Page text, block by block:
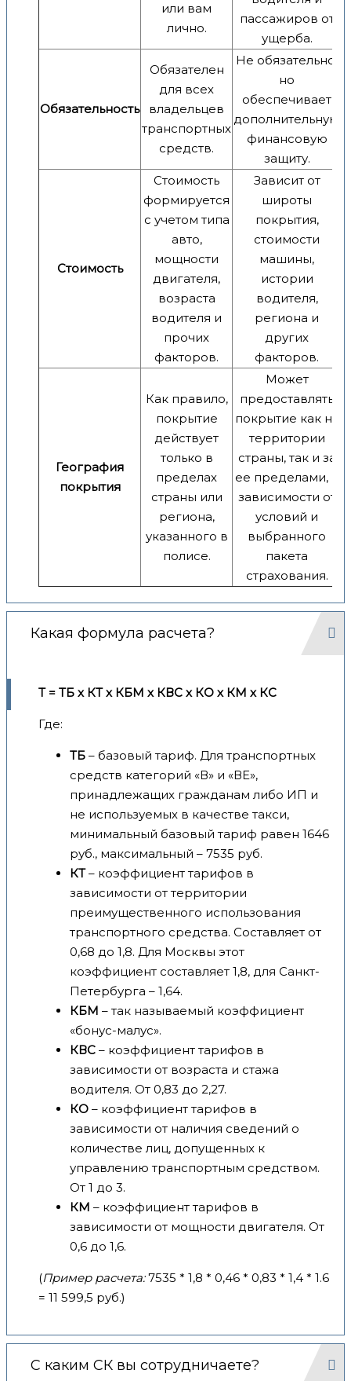
или вам
лично.
пассажиров от
ущерба.
Обязательность
Обязателен
для всех
владельцев
транспортных
средств.
Не обязательно,
но
обеспечивает
дополнительную
финансовую
защиту.
Стоимость
Стоимость
формируется
с учетом типа
авто,
мощности
двигателя,
возраста
водителя и
прочих
факторов.
Зависит от
широты
покрытия,
стоимости
машины,
истории
водителя,
региона и
других
факторов.
География
покрытия
Как правило,
покрытие
действует
только в
пределах
страны или
региона,
указанного в
полисе.
Может
предоставлять
покрытие как на
территории
страны, так и за
ее пределами, в
зависимости от
условий и
выбранного
пакета
страхования.
Какая формула расчета?
Т = ТБ x КТ x КБМ x КВС x КО x КМ x КС
Где:
ТБ – базовый тариф. Для транспортных
средств категорий «В» и «ВЕ»,
принадлежащих гражданам либо ИП и
не используемых в качестве такси,
минимальный базовый тариф равен 1646
руб., максимальный – 7535 руб.
КТ– коэффициент тарифов в
зависимости от территории
преимущественного использования
транспортного средства. Составляет от
0,68 до 1,8. Для Москвы этот
коэффициент составляет 1,8, для Санкт-
Петербурга – 1,64.
КБМ – так называемый коэффициент
«бонус-малус».
КВС – коэффициент тарифов в
зависимости от возраста и стажа
водителя. От 0,83 до 2,27.
КО – коэффициент тарифов в
зависимости от наличия сведений о
количестве лиц, допущенных к
управлению транспортным средством.
От 1 до 3.
КМ – коэффициент тарифов в
зависимости от мощности двигателя. От
0,6 до 1,6.
(Пример расчета:7535 * 1,8 * 0,46 * 0,83 * 1,4 * 1.6
= 11 599,5 руб.)
С каким СК вы сотрудничаете?